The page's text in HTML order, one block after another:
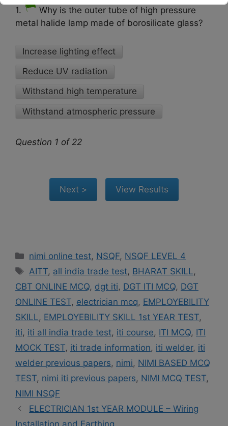
1.
Why is the outer tube of high pressure
metal halide lamp made of borosilicate glass?
Increase lighting effect
Reduce UV radiation
Withstand high temperature
Withstand atmospheric pressure
Question 1 of 22
Categories
nimi online test, NSQF, NSQF LEVEL 4
Tags
AITT, all india trade test, BHARAT SKILL,
CBT ONLINE MCQ, dgt iti, DGT ITI MCQ, DGT
ONLINE TEST, electrician mcq, EMPLOYEBILITY
SKILL, EMPLOYEBILITY SKILL 1st YEAR TEST,
iti, iti all india trade test, iti course, ITI MCQ, ITI
MOCK TEST, iti trade information, iti welder, iti
welder previous papers, nimi, NIMI BASED MCQ
TEST, nimi iti previous papers, NIMI MCQ TEST,
NIMI NSQF
ELECTRICIAN 1st YEAR MODULE – Wiring
Installation and Earthing
This will close in17seconds